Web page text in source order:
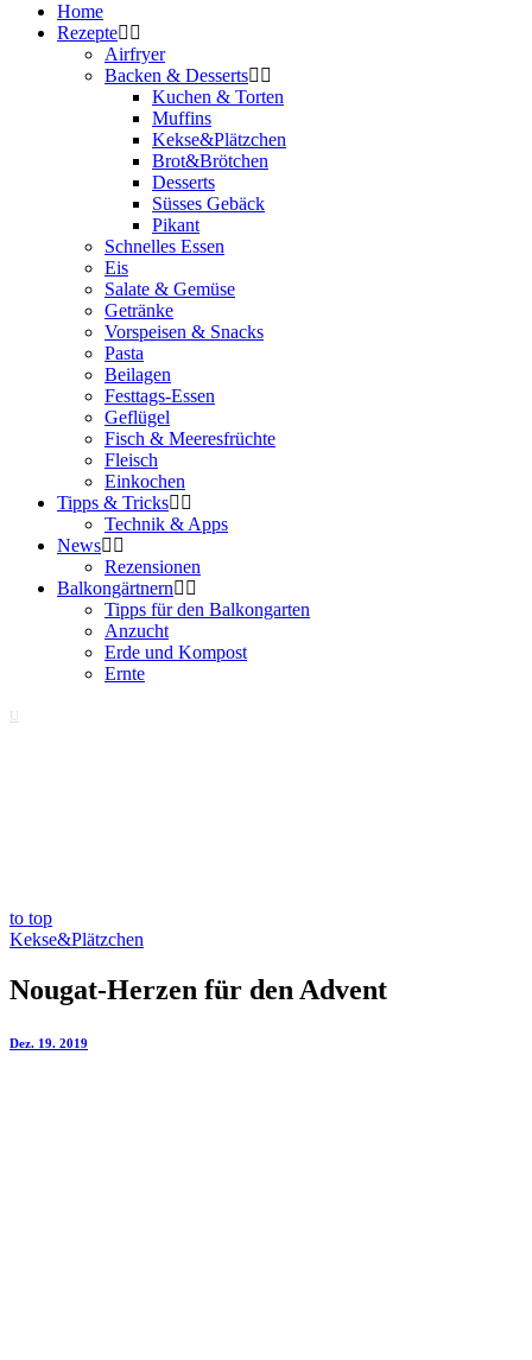
Home
Rezepte
Airfryer
Backen & Desserts
Kuchen & Torten
Muffins
Kekse&Plätzchen
Brot&Brötchen
Desserts
Süsses Gebäck
Pikant
Schnelles Essen
Eis
Salate & Gemüse
Getränke
Vorspeisen & Snacks
Pasta
Beilagen
Festtags-Essen
Geflügel
Fisch & Meeresfrüchte
Fleisch
Einkochen
Tipps & Tricks
Technik & Apps
News
Rezensionen
Balkongärtnern
Tipps für den Balkongarten
Anzucht
Erde und Kompost
Ernte
to top
Kekse&Plätzchen
Nougat-Herzen für den Advent
Dez. 19. 2019